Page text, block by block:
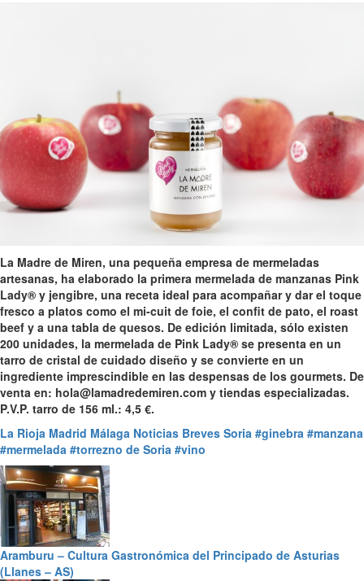
La Madre de Miren, una pequeña empresa de mermeladas
artesanas, ha elaborado la primera mermelada de manzanas Pink
Lady® y jengibre, una receta ideal para acompañar y dar el toque
fresco a platos como el mi-cuit de foie, el confit de pato, el roast
beef y a una tabla de quesos. De edición limitada, sólo existen
200 unidades, la mermelada de Pink Lady® se presenta en un
tarro de cristal de cuidado diseño y se convierte en un
ingrediente imprescindible en las despensas de los gourmets. De
venta en: hola@lamadredemiren.com y tiendas especializadas.
P.V.P. tarro de 156 ml.: 4,5 €.
La Rioja Madrid Málaga Noticias Breves Soria #ginebra #manzana
#mermelada #torrezno de Soria #vino
Aramburu – Cultura Gastronómica del Principado de Asturias
(Llanes – AS)